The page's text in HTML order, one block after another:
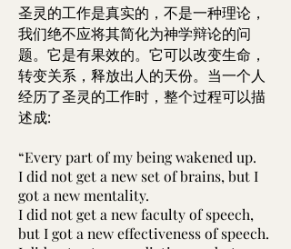
圣灵的工作是真实的，不是一种理论，
我们绝不应将其简化为神学辩论的问
题。它是有果效的。它可以改变生命，
转变关系，释放出人的天份。当一个人
经历了圣灵的工作时，整个过程可以描
述成:
“Every part of my being wakened up.
I did not get a new set of brains, but I
got a new mentality.
I did not get a new faculty of speech,
but I got a new effectiveness of speech.